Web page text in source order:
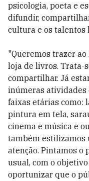
psicologia, poeta e
difundir,
cultura e os talentos
"Queremos trazer
loja de livros. Trata-
compartilhar. Já
inúmeras
faixas etárias como:
pintura em tela,
cinema e música e
também estilizamos
atenção. Pintamos o
usual, com o
oportunizar que o